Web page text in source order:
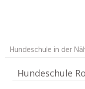
Hundeschule in der
Hundeschule